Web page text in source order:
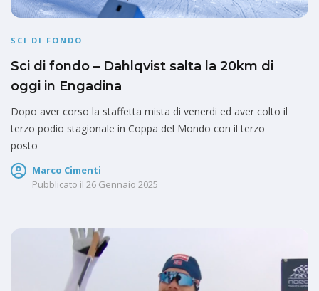
SCI DI FONDO
Sci di fondo – Dahlqvist salta la 20km di
oggi in Engadina
Dopo aver corso la staffetta mista di venerdi ed aver colto il
terzo podio stagionale in Coppa del Mondo con il terzo
posto
Marco Cimenti
Pubblicato il 26 Gennaio 2025